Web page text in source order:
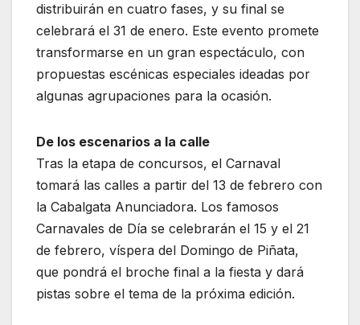
distribuirán en cuatro fases, y su final se
celebrará el 31 de enero. Este evento promete
transformarse en un gran espectáculo, con
propuestas escénicas especiales ideadas por
algunas agrupaciones para la ocasión.
De los escenarios a la calle
Tras la etapa de concursos, el Carnaval
tomará las calles a partir del 13 de febrero con
la Cabalgata Anunciadora. Los famosos
Carnavales de Día se celebrarán el 15 y el 21
de febrero, víspera del Domingo de Piñata,
que pondrá el broche final a la fiesta y dará
pistas sobre el tema de la próxima edición.